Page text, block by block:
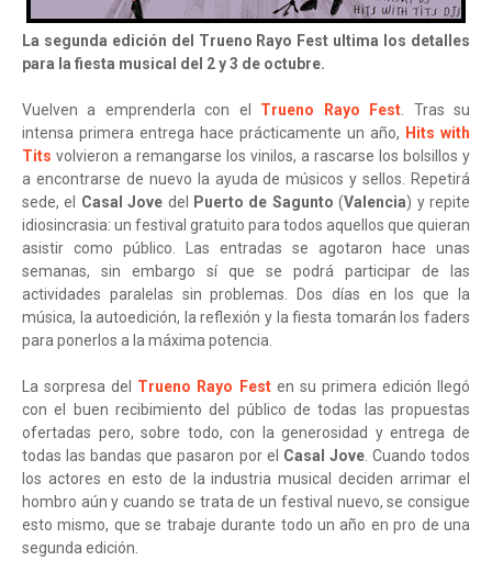
La segunda edición del Trueno Rayo Fest ultima los detalles
para la fiesta musical del 2 y 3 de octubre.
Vuelven a emprenderla con el Trueno Rayo Fest. Tras su
intensa primera entrega hace prácticamente un año, Hits with
Tits volvieron a remangarse los vinilos, a rascarse los bolsillos y
a encontrarse de nuevo la ayuda de músicos y sellos. Repetirá
sede, el Casal Jove del Puerto de Sagunto (Valencia) y repite
idiosincrasia: un festival gratuito para todos aquellos que quieran
asistir como público. Las entradas se agotaron hace unas
semanas, sin embargo sí que se podrá participar de las
actividades paralelas sin problemas. Dos días en los que la
música, la autoedición, la reflexión y la fiesta tomarán los faders
para ponerlos a la máxima potencia.
La sorpresa del Trueno Rayo Festen su primera edición llegó
con el buen recibimiento del público de todas las propuestas
ofertadas pero, sobre todo, con la generosidad y entrega de
todas las bandas que pasaron por el Casal Jove. Cuando todos
los actores en esto de la industria musical deciden arrimar el
hombro aún y cuando se trata de un festival nuevo, se consigue
esto mismo, que se trabaje durante todo un año en pro de una
segunda edición.